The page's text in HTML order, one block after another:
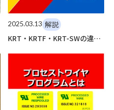
2025.03.13 解説
KRT・KRTF・KRT-SWの違い